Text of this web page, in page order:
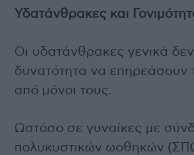
Υδατάνθρακες και
Οι υδατάνθρακες γενικά
δυνατότητα να επηρεάσουν
από μόνοι τους.
Ωστόσο σε γυναίκες με
πολυκυστικών ωοθηκών